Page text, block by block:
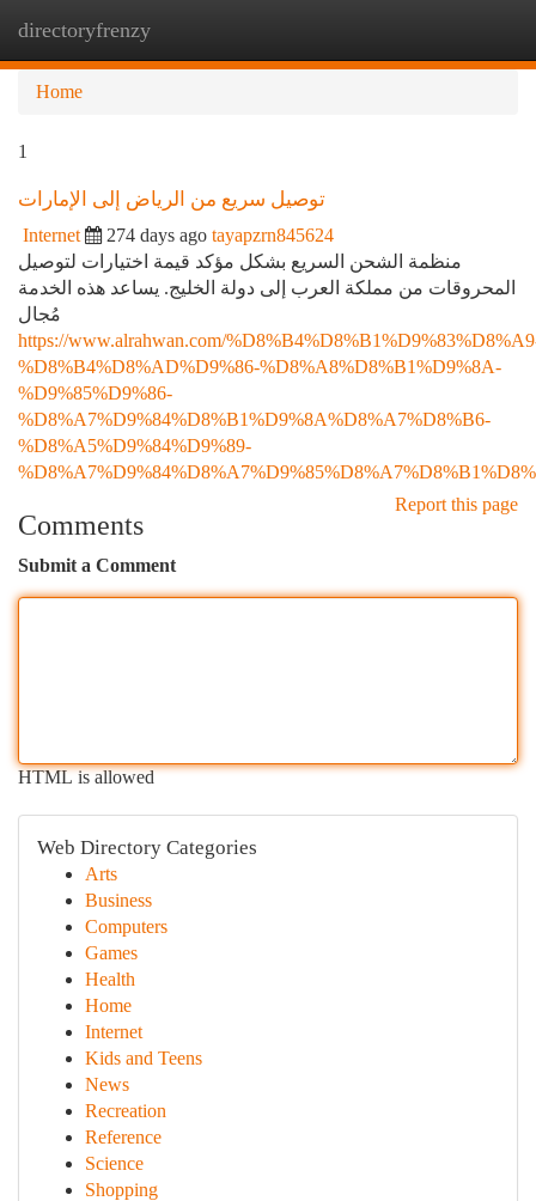
directoryfrenzy
Home
1
توصيل سريع من الرياض إلى الإمارات
Internet 274 days ago tayapzrn845624
منظمة الشحن السريع بشكل مؤكد قيمة اختيارات لتوصيل
المحروقات من مملكة العرب إلى دولة الخليج. يساعد هذه الخدمة
مُجال
https://www.alrahwan.com/
%D8%B4%D8%AD%D9%86-%D8%A8%D8%B1%D9%8A-
%D9%85%D9%86-
%D8%A7%D9%84%D8%B1%D9%8A%D8%A7%D8%B6-
%D8%A5%D9%84%D9%89-
Report this page
Comments
Submit a Comment
HTML is allowed
Web Directory Categories
Arts
Business
Computers
Games
Health
Home
Internet
Kids and Teens
News
Recreation
Reference
Science
Shopping